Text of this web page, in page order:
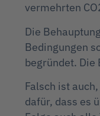
vermehrten
Die
Bedingungen
begründet. Die
Falsch ist
dafür, dass es